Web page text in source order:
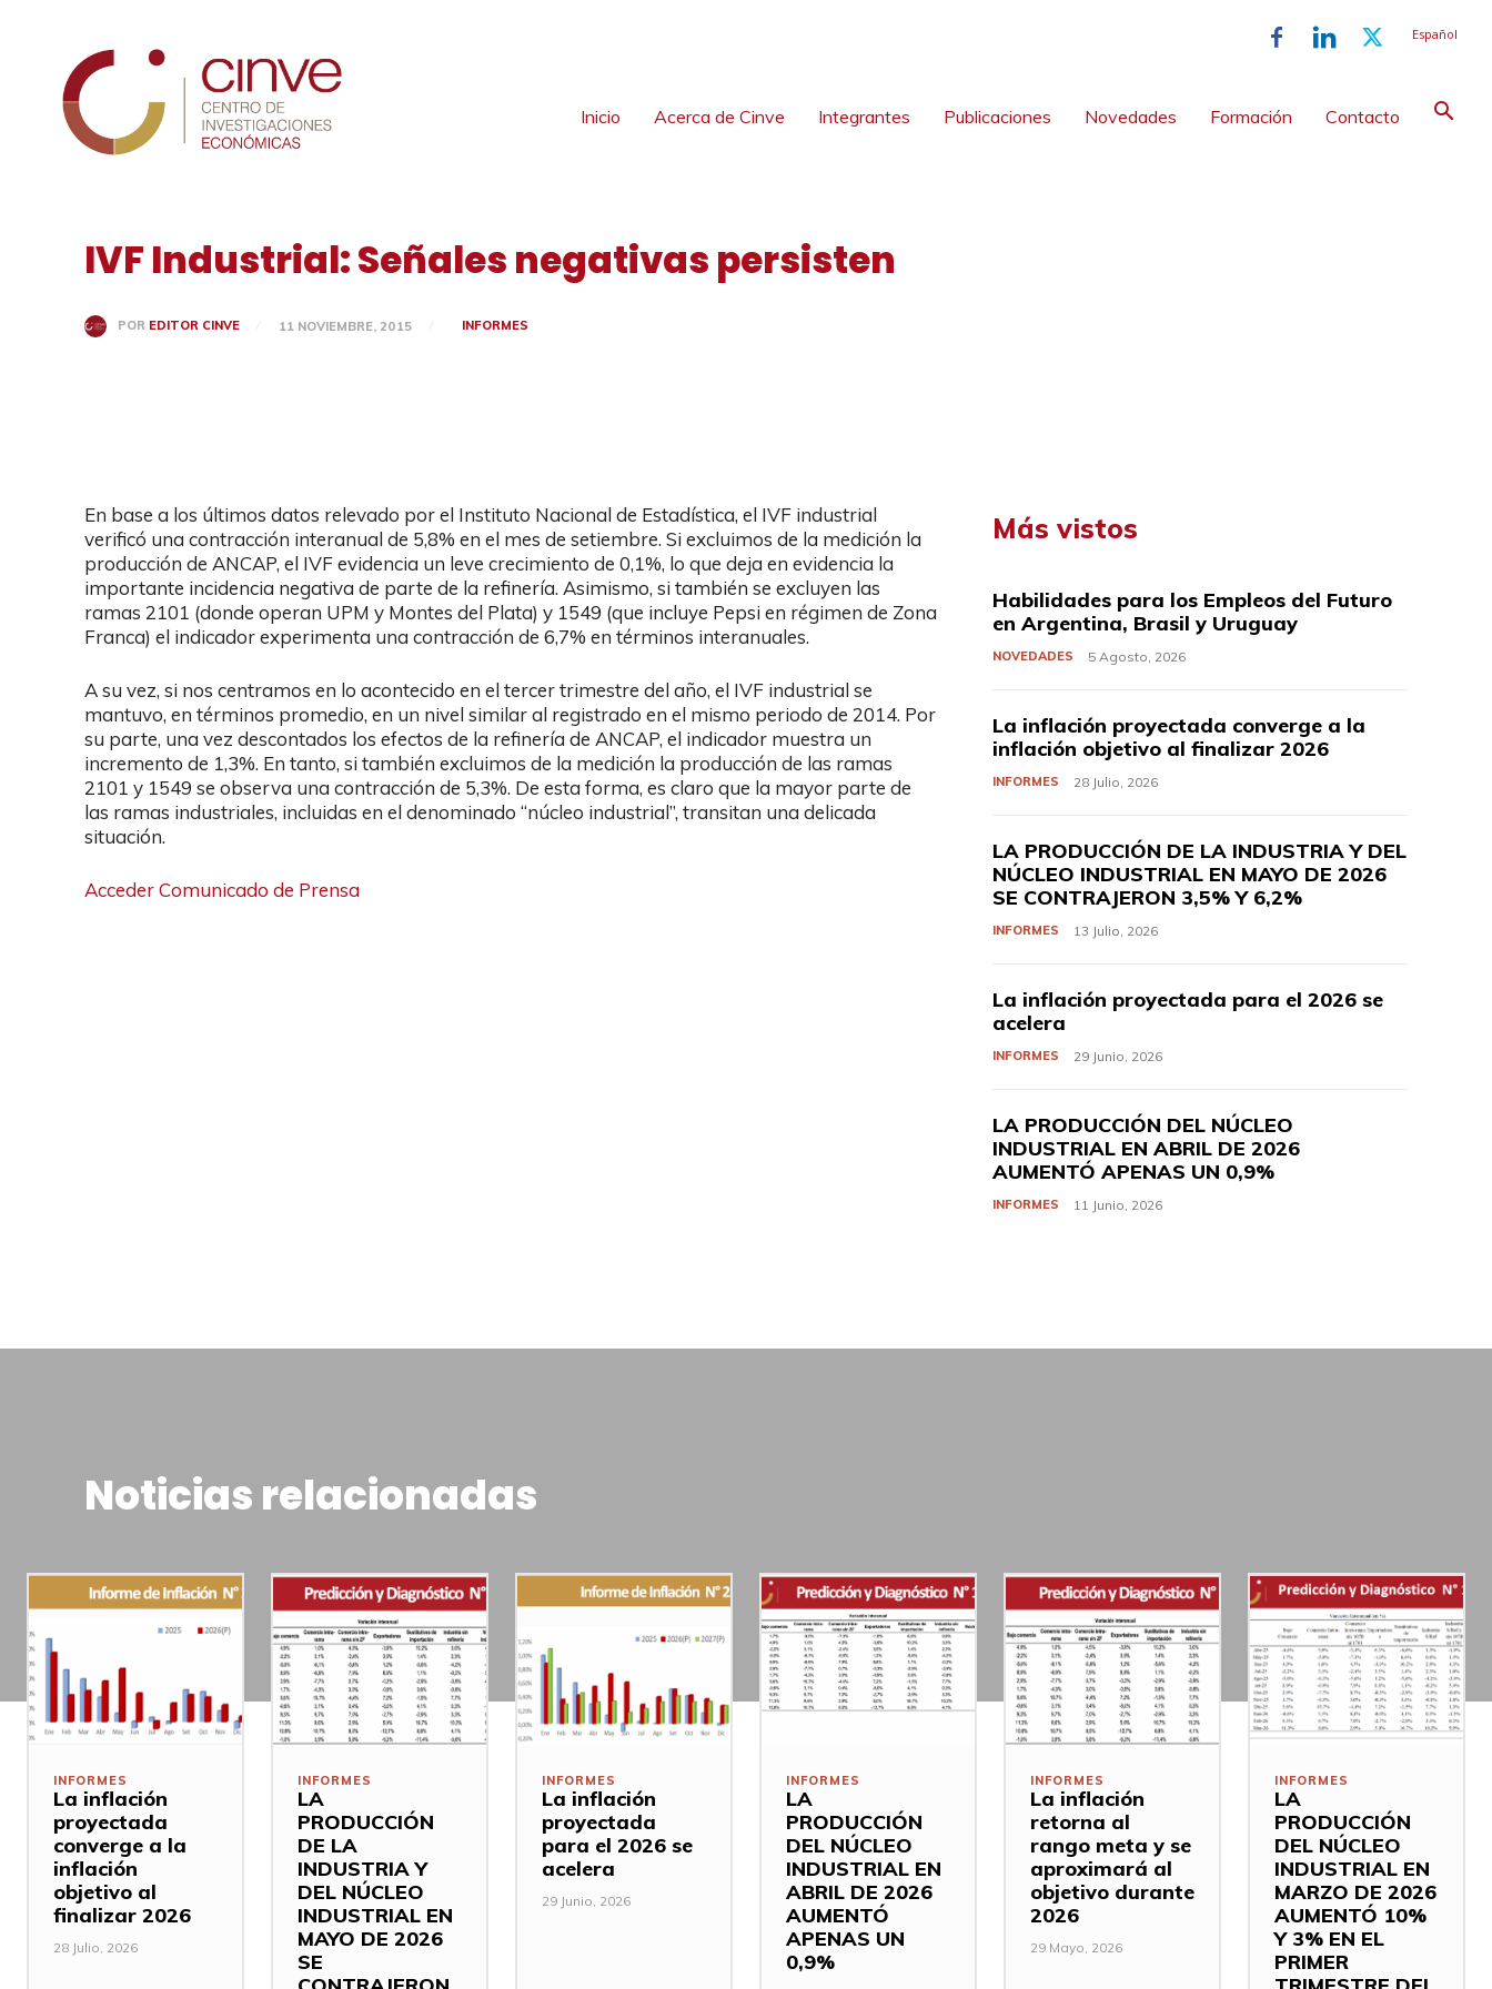
Español
Inicio Acerca de Cinve Integrantes Publicaciones Novedades Formación Contacto
IVF Industrial: Señales negativas persisten
POR EDITOR CINVE 11 NOVIEMBRE, 2015 INFORMES
En base a los últimos datos relevado por el Instituto Nacional de Estadística, el IVF industrial
verificó una contracción interanual de 5,8% en el mes de setiembre. Si excluimos de la medición la
producción de ANCAP, el IVF evidencia un leve crecimiento de 0,1%, lo que deja en evidencia la
importante incidencia negativa de parte de la refinería. Asimismo, si también se excluyen las
ramas 2101 (donde operan UPM y Montes del Plata) y 1549 (que incluye Pepsi en régimen de Zona
Franca) el indicador experimenta una contracción de 6,7% en términos interanuales.
A su vez, si nos centramos en lo acontecido en el tercer trimestre del año, el IVF industrial se
mantuvo, en términos promedio, en un nivel similar al registrado en el mismo periodo de 2014. Por
su parte, una vez descontados los efectos de la refinería de ANCAP, el indicador muestra un
incremento de 1,3%. En tanto, si también excluimos de la medición la producción de las ramas
2101 y 1549 se observa una contracción de 5,3%. De esta forma, es claro que la mayor parte de
las ramas industriales, incluidas en el denominado “núcleo industrial”, transitan una delicada
situación.
Acceder Comunicado de Prensa
Más vistos
Habilidades para los Empleos del Futuro
en Argentina, Brasil y Uruguay
NOVEDADES 5 Agosto, 2026
La inflación proyectada converge a la
inflación objetivo al finalizar 2026
INFORMES 28 Julio, 2026
LA PRODUCCIÓN DE LA INDUSTRIA Y DEL
NÚCLEO INDUSTRIAL EN MAYO DE 2026
SE CONTRAJERON 3,5% Y 6,2%
INFORMES 13 Julio, 2026
La inflación proyectada para el 2026 se
acelera
INFORMES 29 Junio, 2026
LA PRODUCCIÓN DEL NÚCLEO
INDUSTRIAL EN ABRIL DE 2026
AUMENTÓ APENAS UN 0,9%
INFORMES 11 Junio, 2026
Noticias relacionadas
INFORMES
La inflación
proyectada
converge a la
inflación
objetivo al
finalizar 2026
28 Julio, 2026
INFORMES
LA
PRODUCCIÓN
DE LA
INDUSTRIA Y
DEL NÚCLEO
INDUSTRIAL EN
MAYO DE 2026
SE
INFORMES
La inflación
proyectada
para el 2026 se
acelera
29 Junio, 2026
INFORMES
LA
PRODUCCIÓN
DEL NÚCLEO
INDUSTRIAL EN
ABRIL DE 2026
AUMENTÓ
APENAS UN
0,9%
INFORMES
La inflación
retorna al
rango meta y se
aproximará al
objetivo durante
2026
29 Mayo, 2026
INFORMES
LA
PRODUCCIÓN
DEL NÚCLEO
INDUSTRIAL EN
MARZO DE 2026
AUMENTÓ 10%
Y 3% EN EL
PRIMER